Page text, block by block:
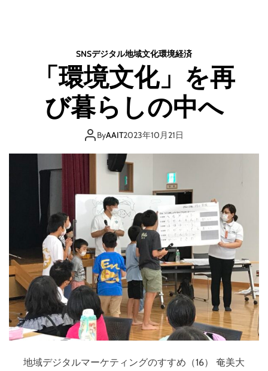
SNSデジタル地域文化環境経済
「環境文化」を再
び暮らしの中へ
ByAAIT2023年10月21日
地域デジタルマーケティングのすすめ（16） 奄美大